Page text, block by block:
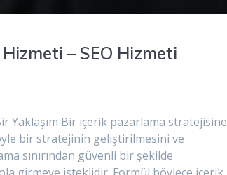
– SEO Hizmeti
Yaklaşım Bir içerik pazarlama stratejisine
bir stratejinin geliştirilmesini ve
sınırından güvenli bir şekilde